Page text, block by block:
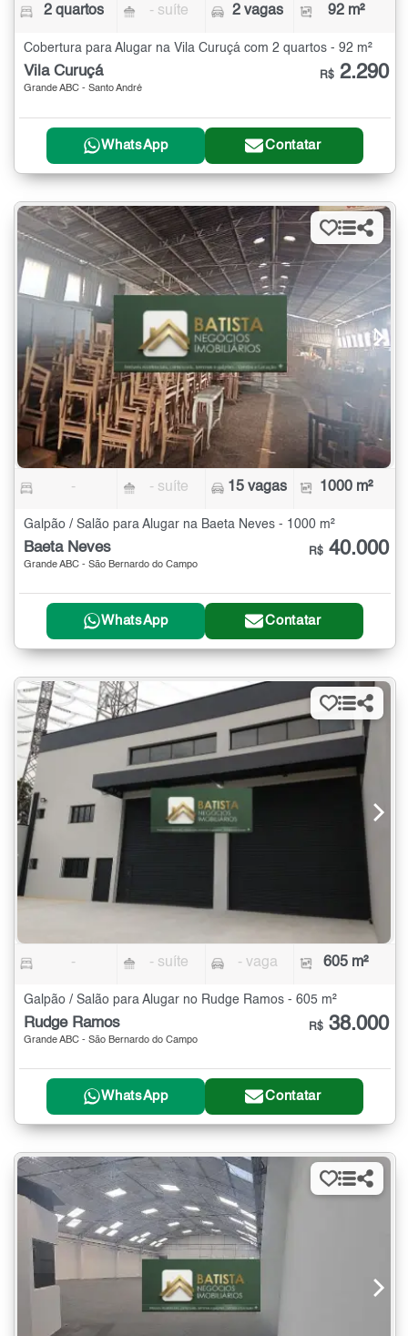
2 quartos - suíte 2 vagas 92 m²
Cobertura para Alugar na Vila Curuçá com 2 quartos - 92 m²
Vila Curuçá
Grande ABC - Santo André
R$ 2.290
WhatsApp Contatar
- - suíte 15 vagas 1000 m²
Galpão / Salão para Alugar na Baeta Neves - 1000 m²
Baeta Neves
Grande ABC - São Bernardo do Campo
R$ 40.000
WhatsApp Contatar
- - suíte - vaga 605 m²
Galpão / Salão para Alugar no Rudge Ramos - 605 m²
Rudge Ramos
Grande ABC - São Bernardo do Campo
R$ 38.000
WhatsApp Contatar